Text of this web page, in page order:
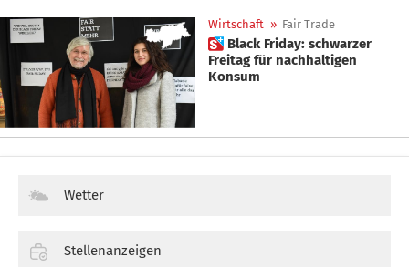
Wirtschaft » Fair Trade
 Black Friday: schwarzer
Freitag für nachhaltigen
Konsum
Wetter
Stellenanzeigen